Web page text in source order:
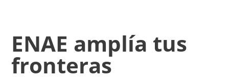
ENAE amplía tus
fronteras